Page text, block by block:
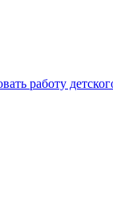
работу